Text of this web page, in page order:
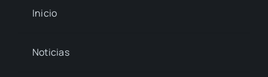
Inicio
Noticias